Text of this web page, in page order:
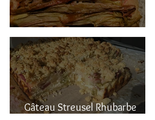
Gâteau renversé à la rhubarbe
Gâteau Streusel Rhubarbe